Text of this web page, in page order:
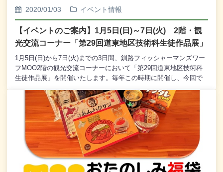
2020/01/03 イベント情報
【イベントのご案内】1月5日(日)～7日(火) 2階・観
光交流コーナー「第29回道東地区技術科生徒作品展」
1月5日(日)から7日(火)までの3日間、釧路フィッシャーマンズワー
フMOO2階の観光交流コーナーにおいて「第29回道東地区技術科
生徒作品展」を開催いたします。毎年この時期に開催し、今回で
学校の技術科で製作した木工や金属加工などの作品を展示し、ご
来場の皆様にご覧いただいております。今回もデザインや仕上げ
の細かい部分に創意と工夫、製作への集中力や苦労が見られる作
品を多数展示しております。ぜひ展示作品をご覧いただき、その
できばえや学校ごとの教材の特徴といった、技術科への理解を深
め、関心を持っていただければ幸いです。観覧は無料でございま
すので、どうぞ皆様、お誘いあわせのうえ、お越しくださいま
せ。